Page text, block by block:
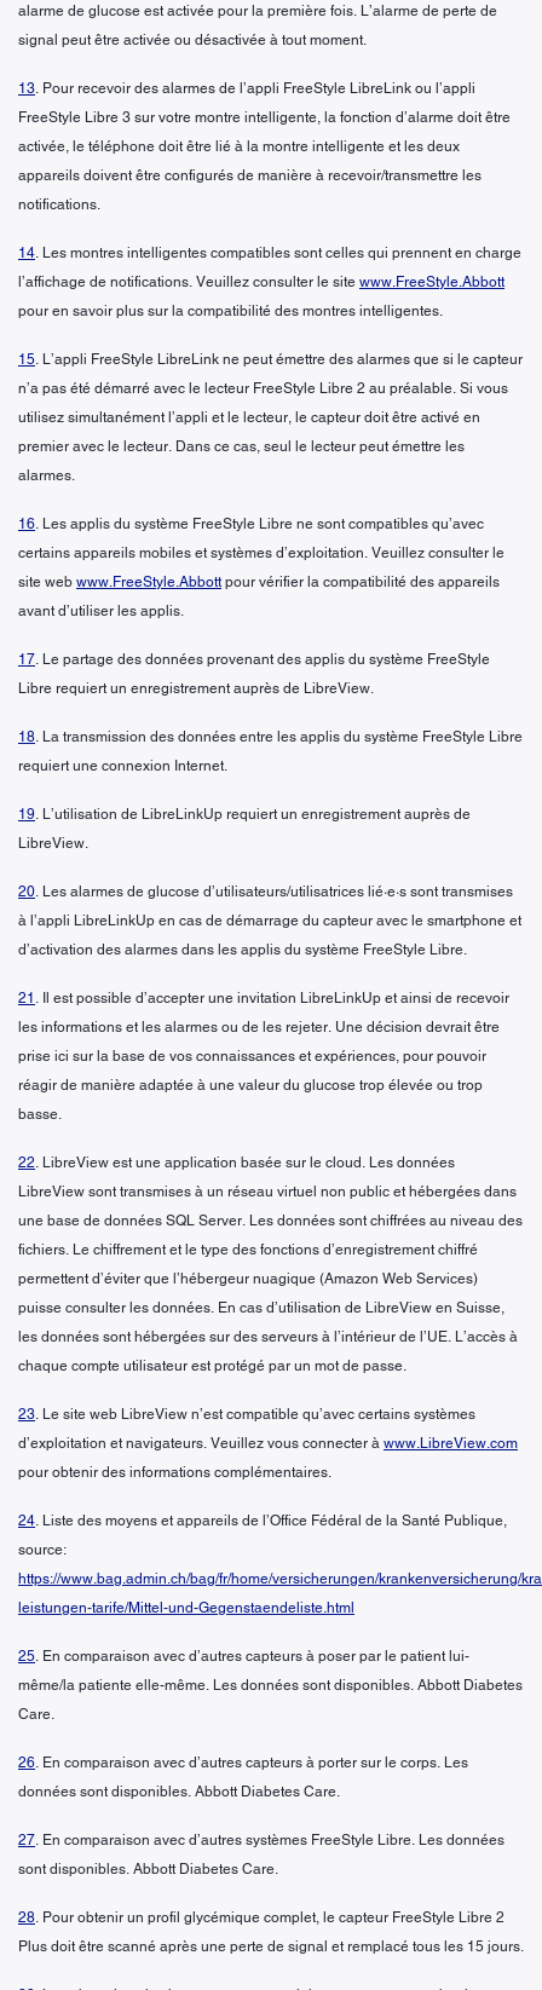
alarme de glucose est activée pour la première fois. L’alarme de perte de
signal peut être activée ou désactivée à tout moment.
13. Pour recevoir des alarmes de l’appli FreeStyle LibreLink ou l’appli
FreeStyle Libre 3 sur votre montre intelligente, la fonction d’alarme doit être
activée, le téléphone doit être lié à la montre intelligente et les deux
appareils doivent être configurés de manière à recevoir/transmettre les
notifications.
14. Les montres intelligentes compatibles sont celles qui prennent en charge
l’affichage de notifications. Veuillez consulter le site www.FreeStyle.Abbott
pour en savoir plus sur la compatibilité des montres intelligentes.
15. L’appli FreeStyle LibreLink ne peut émettre des alarmes que si le capteur
n’a pas été démarré avec le lecteur FreeStyle Libre 2 au préalable. Si vous
utilisez simultanément l’appli et le lecteur, le capteur doit être activé en
premier avec le lecteur. Dans ce cas, seul le lecteur peut émettre les
alarmes.
16. Les applis du système FreeStyle Libre ne sont compatibles qu’avec
certains appareils mobiles et systèmes d’exploitation. Veuillez consulter le
site web www.FreeStyle.Abbott pour vérifier la compatibilité des appareils
avant d’utiliser les applis.
17. Le partage des données provenant des applis du système FreeStyle
Libre requiert un enregistrement auprès de LibreView.
18. La transmission des données entre les applis du système FreeStyle Libre
requiert une connexion Internet.
19. L’utilisation de LibreLinkUp requiert un enregistrement auprès de
LibreView.
20. Les alarmes de glucose d’utilisateurs/utilisatrices lié·e·s sont transmises
à l’appli LibreLinkUp en cas de démarrage du capteur avec le smartphone et
d’activation des alarmes dans les applis du système FreeStyle Libre.
21 . Il est possible d’accepter une invitation LibreLinkUp et ainsi de recevoir
les informations et les alarmes ou de les rejeter. Une décision devrait être
prise ici sur la base de vos connaissances et expériences, pour pouvoir
réagir de manière adaptée à une valeur du glucose trop élevée ou trop
basse.
22. LibreView est une application basée sur le cloud. Les données
LibreView sont transmises à un réseau virtuel non public et hébergées dans
une base de données SQL Server. Les données sont chiffrées au niveau des
fichiers. Le chiffrement et le type des fonctions d’enregistrement chiffré
permettent d’éviter que l’hébergeur nuagique (Amazon Web Services)
puisse consulter les données. En cas d’utilisation de LibreView en Suisse,
les données sont hébergées sur des serveurs à l’intérieur de l’UE. L’accès à
chaque compte utilisateur est protégé par un mot de passe.
23. Le site web LibreView n’est compatible qu’avec certains systèmes
d’exploitation et navigateurs. Veuillez vous connecter à www.LibreView.com
pour obtenir des informations complémentaires.
24. Liste des moyens et appareils de l’Office Fédéral de la Santé Publique,
source:
https://www.bag.admin.ch/bag/fr/home/versicherungen/krankenversicherung/
leistungen-tarife/Mittel-und-Gegenstaendeliste.html
25. En comparaison avec d’autres capteurs à poser par le patient lui-
même/la patiente elle-même. Les données sont disponibles. Abbott Diabetes
Care.
26. En comparaison avec d’autres capteurs à porter sur le corps. Les
données sont disponibles. Abbott Diabetes Care.
27. En comparaison avec d’autres systèmes FreeStyle Libre. Les données
sont disponibles. Abbott Diabetes Care.
28. Pour obtenir un profil glycémique complet, le capteur FreeStyle Libre 2
Plus doit être scanné après une perte de signal et remplacé tous les 15 jours.